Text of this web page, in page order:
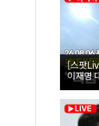
[스팟
이재명
가뭄